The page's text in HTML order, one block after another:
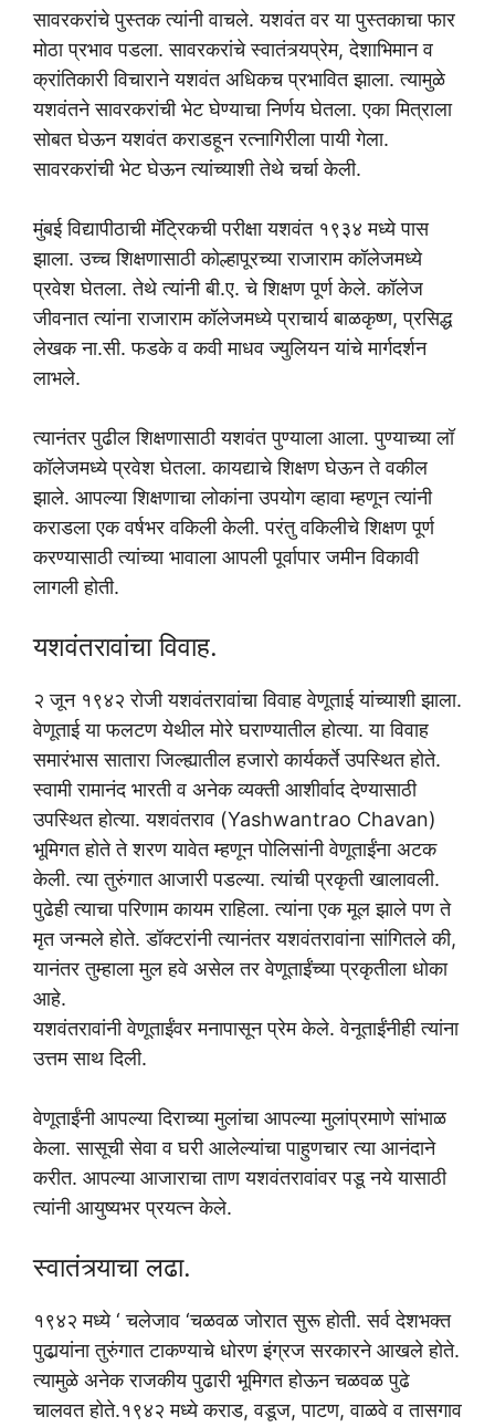
सावरकरांचे पुस्तक त्यांनी वाचले. यशवंत वर या पुस्तकाचा फार
मोठा प्रभाव पडला. सावरकरांचे स्वातंत्र्यप्रेम, देशाभिमान व
क्रांतिकारी विचाराने यशवंत अधिकच प्रभावित झाला. त्यामुळे
यशवंतने सावरकरांची भेट घेण्याचा निर्णय घेतला. एका मित्राला
सोबत घेऊन यशवंत कराडहून रत्नागिरीला पायी गेला.
सावरकरांची भेट घेऊन त्यांच्याशी तेथे चर्चा केली.
मुंबई विद्यापीठाची मॅट्रिकची परीक्षा यशवंत १९३४ मध्ये पास
झाला. उच्च शिक्षणासाठी कोल्हापूरच्या राजाराम कॉलेजमध्ये
प्रवेश घेतला. तेथे त्यांनी बी.ए. चे शिक्षण पूर्ण केले. कॉलेज
जीवनात त्यांना राजाराम कॉलेजमध्ये प्राचार्य बाळकृष्ण, प्रसिद्ध
लेखक ना.सी. फडके व कवी माधव ज्युलियन यांचे मार्गदर्शन
लाभले.
त्यानंतर पुढील शिक्षणासाठी यशवंत पुण्याला आला. पुण्याच्या लॉ
कॉलेजमध्ये प्रवेश घेतला. कायद्याचे शिक्षण घेऊन ते वकील
झाले. आपल्या शिक्षणाचा लोकांना उपयोग व्हावा म्हणून त्यांनी
कराडला एक वर्षभर वकिली केली. परंतु वकिलीचे शिक्षण पूर्ण
करण्यासाठी त्यांच्या भावाला आपली पूर्वापार जमीन विकावी
लागली होती.
यशवंतरावांचा विवाह.
२ जून १९४२ रोजी यशवंतरावांचा विवाह वेणूताई यांच्याशी झाला.
वेणूताई या फलटण येथील मोरे घराण्यातील होत्या. या विवाह
समारंभास सातारा जिल्ह्यातील हजारो कार्यकर्ते उपस्थित होते.
स्वामी रामानंद भारती व अनेक व्यक्ती आशीर्वाद देण्यासाठी
उपस्थित होत्या. यशवंतराव (Yashwantrao Chavan)
भूमिगत होते ते शरण यावेत म्हणून पोलिसांनी वेणूताईंना अटक
केली. त्या तुरुंगात आजारी पडल्या. त्यांची प्रकृती खालावली.
पुढेही त्याचा परिणाम कायम राहिला. त्यांना एक मूल झाले पण ते
मृत जन्मले होते. डॉक्टरांनी त्यानंतर यशवंतरावांना सांगितले की,
यानंतर तुम्हाला मुल हवे असेल तर वेणूताईंच्या प्रकृतीला धोका
आहे.
यशवंतरावांनी वेणूताईंवर मनापासून प्रेम केले. वेनूताईंनीही त्यांना
उत्तम साथ दिली.
वेणूताईंनी आपल्या दिराच्या मुलांचा आपल्या मुलांप्रमाणे सांभाळ
केला. सासूची सेवा व घरी आलेल्यांचा पाहुणचार त्या आनंदाने
करीत. आपल्या आजाराचा ताण यशवंतरावांवर पडू नये यासाठी
त्यांनी आयुष्यभर प्रयत्न केले.
स्वातंत्र्याचा लढा.
१९४२ मध्ये ‘ चलेजाव ‘चळवळ जोरात सुरू होती. सर्व देशभक्त
पुढार्‍यांना तुरुंगात टाकण्याचे धोरण इंग्रज सरकारने आखले होते.
त्यामुळे अनेक राजकीय पुढारी भूमिगत होऊन चळवळ पुढे
चालवत होते.१९४२ मध्ये कराड, वडूज, पाटण, वाळवे व तासगाव